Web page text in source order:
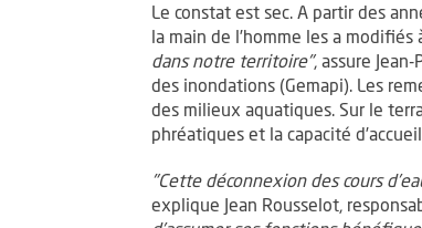
Le constat est sec. A partir des
la main de l’homme les a
dans notre territoire", assure
des inondations (Gemapi). Les
des milieux aquatiques. Sur le
phréatiques et la capacité
"Cette déconnexion des cours
explique Jean Rousselot,